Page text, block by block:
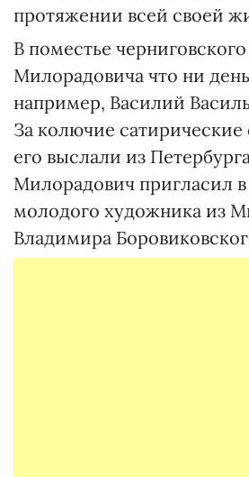
протяжении всей своей
В поместье
Милорадовича что ни
например, Василий
За колючие сатирические
его выслали из
Милорадович пригласил в
молодого художника из
Владимира